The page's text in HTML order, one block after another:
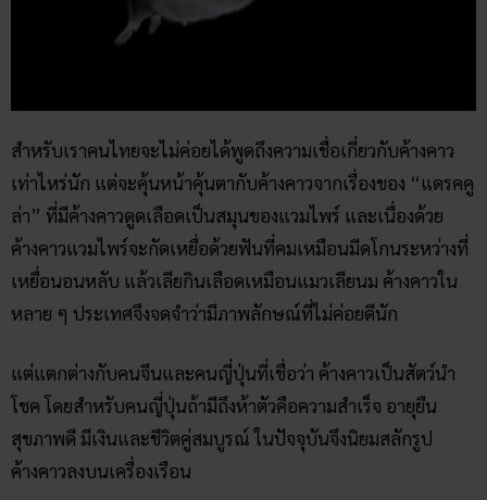
สำหรับเราคนไทยจะไม่ค่อยได้พูดถึงความเชื่อเกี่ยวกับค้างคาว
เท่าไหร่นัก แต่จะคุ้นหน้าคุ้นตากับค้างคาวจากเรื่องของ “แดรคคู
ล่า” ที่มีค้างคาวดูดเลือดเป็นสมุนของแวมไพร์ และเนื่องด้วย
ค้างคาวแวมไพร์จะกัดเหยื่อด้วยฟันที่คมเหมือนมีดโกนระหว่างที่
เหยื่อนอนหลับ แล้วเลียกินเลือดเหมือนแมวเลียนม ค้างคาวใน
หลาย ๆ ประเทศจึงจดจำว่ามีภาพลักษณ์ที่ไม่ค่อยดีนัก
แต่แตกต่างกับคนจีนและคนญี่ปุ่นที่เชื่อว่า ค้างคาวเป็นสัตว์นำ
โชค โดยสำหรับคนญี่ปุ่นถ้ามีถึงห้าตัวคือความสำเร็จ อายุยืน
สุขภาพดี มีเงินและชีวิตคู่สมบูรณ์ ในปัจจุบันจึงนิยมสลักรูป
ค้างคาวลงบนเครื่องเรือน